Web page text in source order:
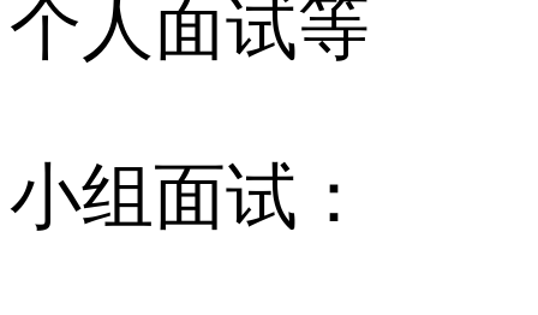
个人面试等
小组面试：